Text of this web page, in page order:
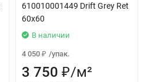
610010001449 Drift Grey Ret
60x60
В наличии
4 050 ₽ /упак.
3 750 ₽/м²